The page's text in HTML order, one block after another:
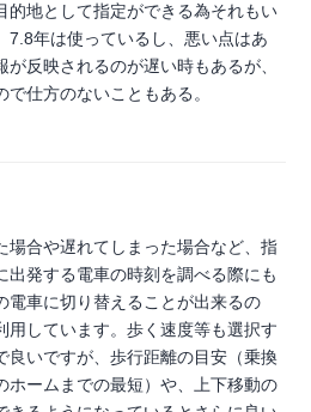
的地として指定ができる為それもい
7.8年は使っているし、悪い点はあ
が反映されるのが遅い時もあるが、
で仕方のないこともある。
場合や遅れてしまった場合など、指
出発する電車の時刻を調べる際にも
電車に切り替えることが出来るの
用しています。歩く速度等も選択す
良いですが、歩行距離の目安（乗換
ホームまでの最短）や、上下移動の